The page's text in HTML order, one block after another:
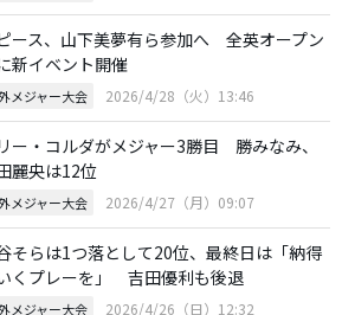
ース、山下美夢有ら参加へ 全英オープン
新イベント開催
メジャー大会 2026/4/28（火）13:46
ー・コルダがメジャー3勝目 勝みなみ、
麗央は12位
メジャー大会 2026/4/27（月）09:07
そらは1つ落として20位、最終日は「納得
くプレーを」 吉田優利も後退
メジャー大会 2026/4/26（日）12:32